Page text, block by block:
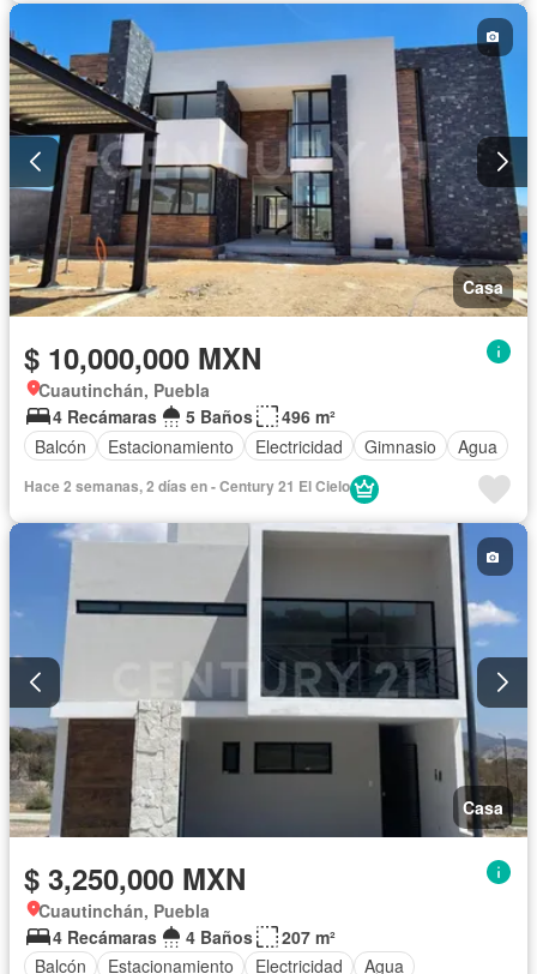
Recámara con closet
Vista panorámica
Wifi Zonas verdes Sin amueblar
Casa
$ 10,000,000 MXN
Cuautinchán, Puebla
4 Recámaras
5 Baños
496 m²
Balcón
Estacionamiento Electricidad Gimnasio Agua
Hace 2 semanas, 2 días en - Century 21 El Cielo
Casa
$ 3,250,000 MXN
Cuautinchán, Puebla
4 Recámaras
4 Baños
207 m²
Balcón
Estacionamiento Electricidad Agua